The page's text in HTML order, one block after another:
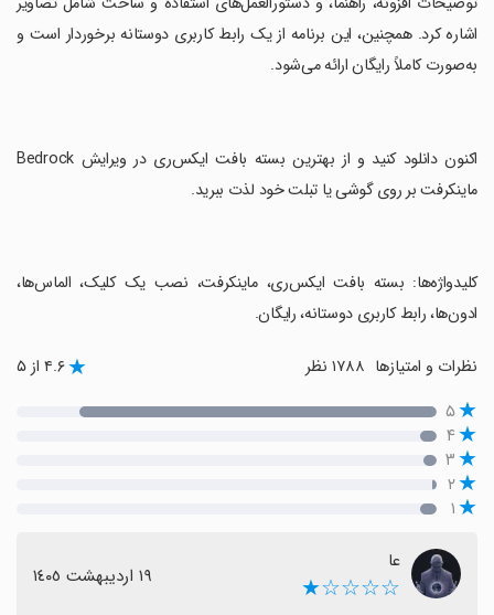
اشاره کرد. همچنین، این برنامه از یک رابط کاربری دوستانه برخوردار است و
به‌صورت کاملاً رایگان ارائه می‌شود.
‏اکنون دانلود کنید و از بهترین بسته بافت ایکس‌ری در ویرایش Bedrock
ماینکرفت بر روی گوشی یا تبلت خود لذت ببرید.
‏کلیدواژه‌ها: بسته بافت ایکس‌ری، ماینکرفت، نصب یک کلیک، الماس‌ها،
ادون‌ها، رابط کاربری دوستانه، رایگان.
نظرات و امتیازها ۴.۶ از ۵
۵
۴
۳
۲
۱
‌‌عا
☆☆☆☆★ ١٩ اردیبهشت ١٤٠٥